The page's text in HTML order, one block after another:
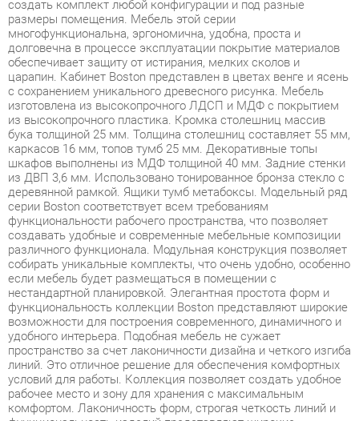
обеспечивает защиту от истирания, мелких сколов и
царапин. Кабинет Boston представлен в цветах венге и ясень
с сохранением уникального древесного рисунка. Мебель
изготовлена из высокопрочного ЛДСП и МДФ с покрытием
из высокопрочного пластика. Кромка столешниц массив
бука толщиной 25 мм. Толщина столешниц составляет 55 мм,
каркасов 16 мм, топов тумб 25 мм. Декоративные топы
шкафов выполнены из МДФ толщиной 40 мм. Задние стенки
из ДВП 3,6 мм. Использовано тонированное бронза стекло с
деревянной рамкой. Ящики тумб метабоксы. Модельный ряд
серии Boston соответствует всем требованиям
функциональности рабочего пространства, что позволяет
создавать удобные и современные мебельные композиции
различного функционала. Модульная конструкция позволяет
собирать уникальные комплекты, что очень удобно, особенно
если мебель будет размещаться в помещении с
нестандартной планировкой. Элегантная простота форм и
функциональность коллекции Boston представляют широкие
возможности для построения современного, динамичного и
удобного интерьера. Подобная мебель не сужает
пространство за счет лаконичности дизайна и четкого изгиба
линий. Это отличное решение для обеспечения комфортных
условий для работы. Коллекция позволяет создать удобное
рабочее место и зону для хранения с максимальным
комфортом. Лаконичность форм, строгая четкость линий и
функциональность изделий представляют широкие
возможности для построения современного, динамичного и
удобного интерьера. Boston - это отличное решение для
обеспечения комфортных условий для работы, позволяющее
оптимизировать пространство без ущерба для